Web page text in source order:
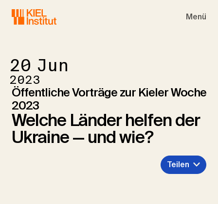
Menü
20 Jun
2023
Öffentliche Vorträge zur Kieler Woche
2023
Welche Länder helfen der
Ukraine — und wie?
Teilen